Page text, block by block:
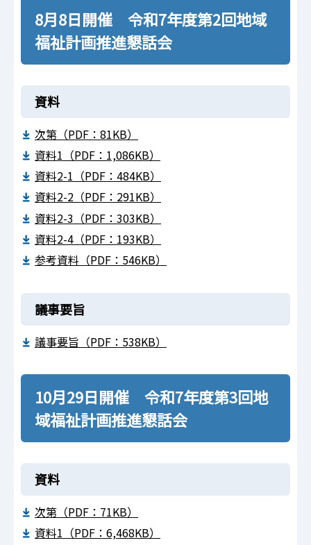
8月8日開催 令和7年度第2回地域
福祉計画推進懇話会
資料
次第（PDF：81KB）
資料1（PDF：1,086KB）
資料2-1（PDF：484KB）
資料2-2（PDF：291KB）
資料2-3（PDF：303KB）
資料2-4（PDF：193KB）
参考資料（PDF：546KB）
議事要旨
議事要旨（PDF：538KB）
10月29日開催 令和7年度第3回地
域福祉計画推進懇話会
資料
次第（PDF：71KB）
資料1（PDF：6,468KB）